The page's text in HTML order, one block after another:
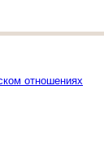
отношениях